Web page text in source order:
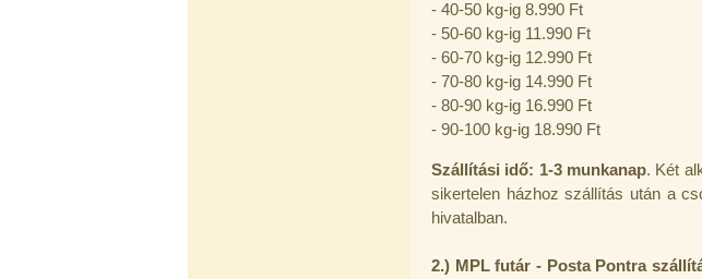
- 40-50 kg-ig 8.990 Ft
- 50-60 kg-ig 11.990 Ft
- 60-70 kg-ig 12.990 Ft
- 70-80 kg-ig 14.990 Ft
- 80-90 kg-ig 16.990 Ft
- 90-100 kg-ig 18.990 Ft
Szállítási idő: 1-3 munkanap. Két
sikertelen házhoz szállítás után a
hivatalban.
2.) MPL futár - Posta Pontra